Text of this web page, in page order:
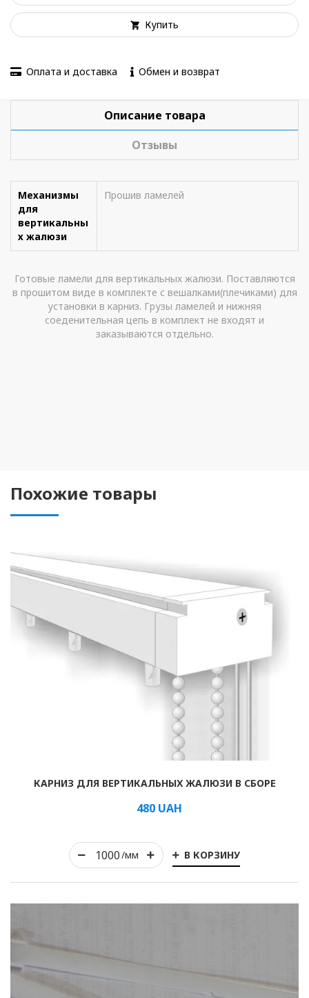
Римские
Купить
Оплата и доставка Обмен и возврат
Описание товара
Отзывы
Механизмы
для
вертикальны
х жалюзи
Прошив ламелей
Готовые ламели для вертикальных жалюзи. Поставляются
в прошитом виде в комплекте с вешалками(плечиками) для
установки в карниз. Грузы ламелей и нижняя
соеденительная цепь в комплект не входят и
заказываются отдельно.
Похожие товары
/мм В КОРЗИНУ
КАРНИЗ ДЛЯ ВЕРТИКАЛЬНЫХ ЖАЛЮЗИ В СБОРЕ
480 UAH